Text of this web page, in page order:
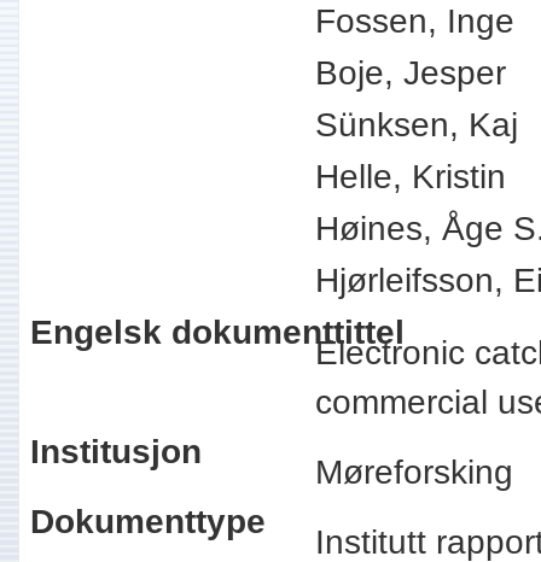
Fossen, Inge
Boje, Jesper
Sünksen, Kaj
Helle, Kristin
Høines, Åge
Hjørleifsson,
Engelsk dokumenttittel
Electronic
commercial
Institusjon
Møreforsking
Dokumenttype
Institutt